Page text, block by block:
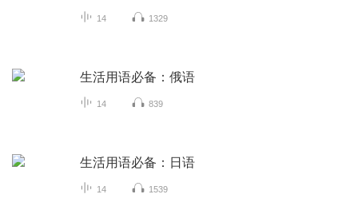
14 1329
生活用语必备：俄语
14 839
生活用语必备：日语
14 1539